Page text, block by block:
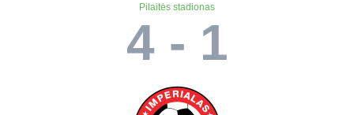
Vaikų lyga
Moterų lyga
Senjorai 35+
Senjorai 45+
VRFS Futsal
Pilaitės stadionas
4 - 1